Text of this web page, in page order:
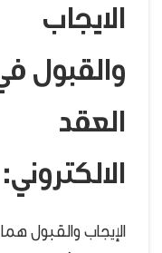
الايجاب
والقبول
العقد
الالكتروني:
الإيجاب والقبول هما